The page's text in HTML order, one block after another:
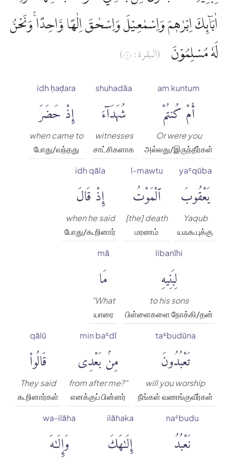
اٰبَاۤىِٕكَ اِبْرٰهٖمَ وَاِسْمٰعِيْلَ وَاِسْحٰقَ اِلٰهًا وَّاحِدًاۚ وَنَحْنُ
لَهٗ مُسْلِمُوْنَ
(البقرة : ٢)
am kuntum
أَمْ كُنتُمْ
Or were you
அல்லது/இருந்தீர்கள்
shuhadāa
شُهَدَآءَ
witnesses
சாட்சிகளாக
idh ḥaḍara
إِذْ حَضَرَ
when came to
போது/வந்தது
yaʿqūba
يَعْقُوبَ
Yaqub
யஃகூபுக்கு
l-mawtu
ٱلْمَوْتُ
[the] death
மரணம்
idh qāla
إِذْ قَالَ
when he said
போது/கூறினார்
libanīhi
لِبَنِيهِ
to his sons
பிள்ளைகளை நோக்கி/தன்
mā
مَا
"What
யாரை
taʿbudūna
تَعْبُدُونَ
will you worship
நீங்கள் வணங்குவீர்கள்
min baʿdī
مِنۢ بَعْدِى
from after me?"
எனக்குப் பின்னர்
qālū
قَالُوا۟
They said
கூறினார்கள்
naʿbudu
نَعْبُدُ
ilāhaka
إِلَٰهَكَ
wa-ilāha
وَإِلَٰهَ